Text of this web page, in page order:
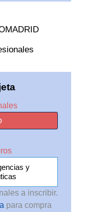
y
a inscribir.
para compra